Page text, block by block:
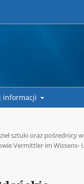
informacji
sztuki oraz pośrednicy w
Vermittler im Wissens-